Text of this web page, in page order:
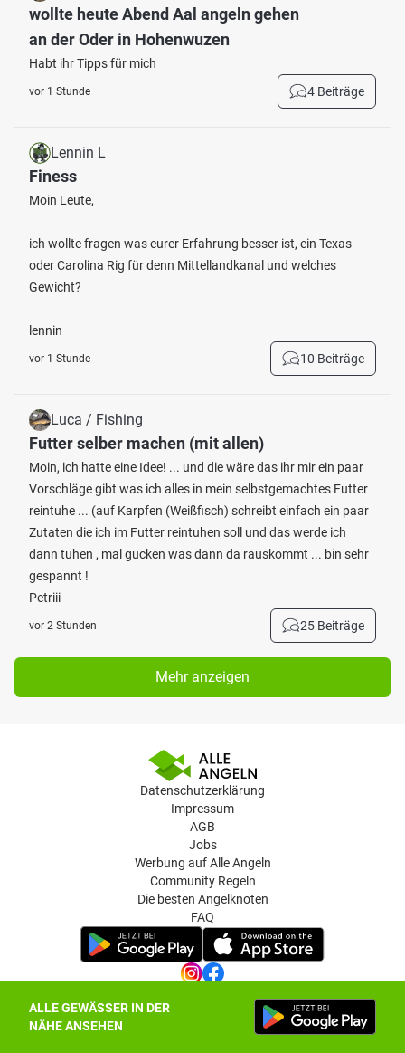
ALLE GEWÄSSER IN DER
NÄHE ANSEHEN
wollte heute Abend Aal angeln gehen
an der Oder in Hohenwuzen
Habt ihr Tipps für mich
vor 1 Stunde 4 Beiträge
Lennin L
Finess
Moin Leute,
ich wollte fragen was eurer Erfahrung besser ist, ein Texas
oder Carolina Rig für denn Mittellandkanal und welches
Gewicht?
lennin
vor 1 Stunde 10 Beiträge
Luca / Fishing
Futter selber machen (mit allen)
Moin, ich hatte eine Idee! ... und die wäre das ihr mir ein paar
Vorschläge gibt was ich alles in mein selbstgemachtes Futter
reintuhe ... (auf Karpfen (Weißfisch) schreibt einfach ein paar
Zutaten die ich im Futter reintuhen soll und das werde ich
dann tuhen , mal gucken was dann da rauskommt ... bin sehr
gespannt !
Petriii
vor 2 Stunden 25 Beiträge
Mehr anzeigen
Datenschutzerklärung
Impressum
AGB
Jobs
Werbung auf Alle Angeln
Community Regeln
Die besten Angelknoten
FAQ
Datenschutz-Einstellungen